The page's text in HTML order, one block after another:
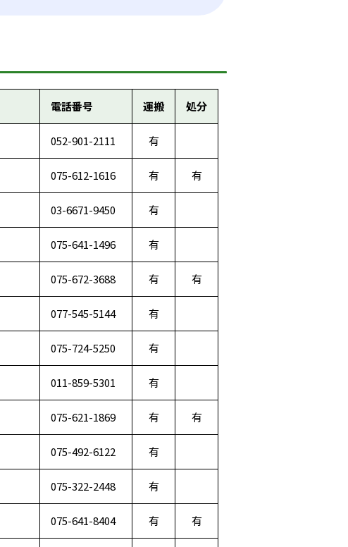
電話番号 運搬 処分
052-901-2111 有
075-612-1616 有 有
03-6671-9450 有
075-641-1496 有
075-672-3688 有 有
077-545-5144 有
075-724-5250 有
011-859-5301 有
075-621-1869 有 有
075-492-6122 有
075-322-2448 有
075-641-8404 有 有